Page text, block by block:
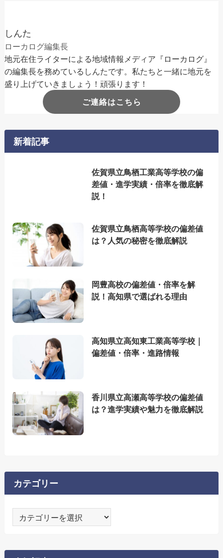
しんた
ローカログ編集長
地元在住ライターによる地域情報メディア『ローカログ』
の編集長を務めているしんたです。私たちと一緒に地元を
盛り上げていきましょう！頑張ります！
ご連絡はこちら
新着記事
佐賀県立鳥栖工業高等学校の偏
差値・進学実績・倍率を徹底解
説！
佐賀県立鳥栖高等学校の偏差値
は？人気の秘密を徹底解説
岡豊高校の偏差値・倍率を解
説！高知県で選ばれる理由
高知県立高知東工業高等学校｜
偏差値・倍率・進路情報
香川県立高瀬高等学校の偏差値
は？進学実績や魅力を徹底解説
カテゴリー
テ
リ